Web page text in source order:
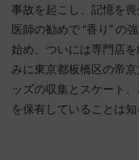
事故を起こし、記憶を
医師の勧めで “香り” の
始め、ついには専門店
みに東京都板橋区の帝
ッズの収集とスケート
を保有していることは知